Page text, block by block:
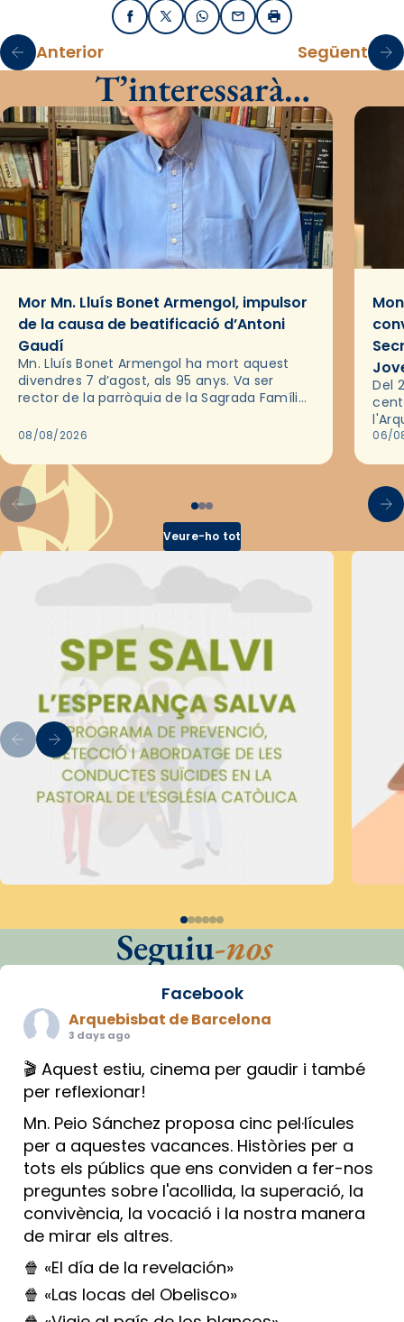
FacebookX / TwitterWhatsApp
EmailImprimir
Anterior Següent
T’interessarà…
Mor Mn. Lluís Bonet Armengol, impulsor
de la causa de beatificació d’Antoni
Gaudí
Mn. Lluís Bonet Armengol ha mort aquest
divendres 7 d’agost, als 95 anys. Va ser
rector de la parròquia de la Sagrada Família
2018,…
08/08/2026
Del
les
06/
Veure-ho tot
Seguiu-nos
Facebook
Arquebisbat de Barcelona
3 days ago
🎬 Aquest estiu, cinema per gaudir i també
per reflexionar!
Mn. Peio Sánchez proposa cinc pel·lícules
per a aquestes vacances. Històries per a
tots els públics que ens conviden a fer-nos
preguntes sobre l'acollida, la superació, la
convivència, la vocació i la nostra manera
de mirar els altres.
🍿 «El día de la revelación»
🍿 «Las locas del Obelisco»